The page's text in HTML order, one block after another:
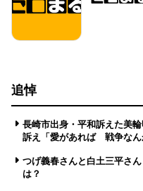
追悼
長崎市出身・平和訴えた美
訴え「愛があれば 戦争なん
つげ義春さんと白土三平さ
は？